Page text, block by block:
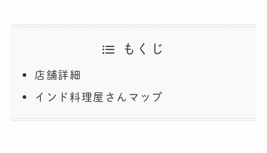
もくじ
店舗詳細
インド料理屋さんマップ